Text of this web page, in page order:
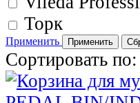
Торк
Применить
Сортировать по: